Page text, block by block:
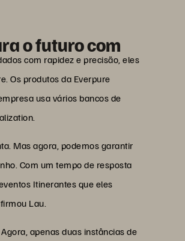
o futuro com
com rapidez e precisão, eles
Os produtos da Everpure
usa vários bancos de
Mas agora, podemos garantir
Com um tempo de resposta
Itinerantes que eles
Lau.
apenas duas instâncias de